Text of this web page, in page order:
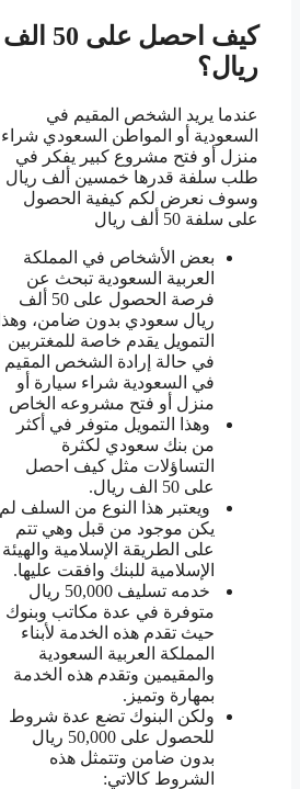
كيف احصل على 50 الف
ريال؟
عندما يريد الشخص المقيم في
السعودية أو المواطن السعودي شراء
منزل أو فتح مشروع كبير يفكر في
طلب سلفة قدرها خمسين ألف ريال
وسوف نعرض لكم كيفية الحصول
على سلفة 50 ألف ريال
بعض الأشخاص في المملكة
العربية السعودية تبحث عن
فرصة الحصول على 50 ألف
ريال سعودي بدون ضامن، وهذا
التمويل يقدم خاصة للمغتربين
في حالة إرادة الشخص المقيم
في السعودية شراء سيارة أو
منزل أو فتح مشروعه الخاص
وهذا التمويل متوفر في أكثر
من بنك سعودي لكثرة
التساؤلات مثل كيف احصل
على 50 الف ريال.
ويعتبر هذا النوع من السلف لم
يكن موجود من قبل وهي تتم
على الطريقة الإسلامية والهيئة
الإسلامية للبنك وافقت عليها.
خدمه تسليف 50,000 ريال
متوفرة في عدة مكاتب وبنوك
حيث تقدم هذه الخدمة لأبناء
المملكة العربية السعودية
والمقيمين وتقدم هذه الخدمة
بمهارة وتميز.
ولكن البنوك تضع عدة شروط
للحصول على 50,000 ريال
بدون ضامن وتتمثل هذه
الشروط كالاتي: